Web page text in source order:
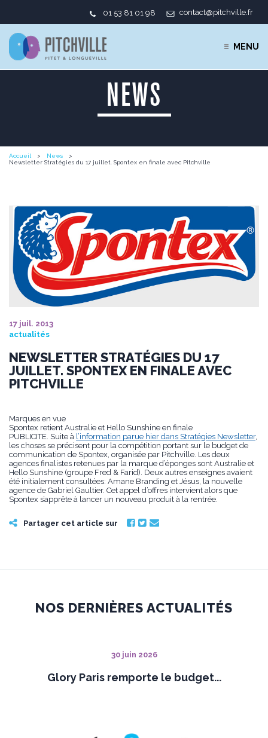
01 53 81 01 98 contact@pitchville.fr
MENU
NEWS
Accueil
News
Newsletter Stratégies du 17 juillet. Spontex en finale avec Pitchville
17 juil. 2013
actualités
NEWSLETTER STRATÉGIES DU 17
JUILLET. SPONTEX EN FINALE AVEC
PITCHVILLE
Marques en vue
Spontex retient Australie et Hello Sunshine en finale
PUBLICITE. Suite à l’information parue hier dans Stratégies Newsletter,
les choses se précisent pour la compétition portant sur le budget de
communication de Spontex, organisée par Pitchville. Les deux
agences finalistes retenues par la marque d’éponges sont Australie et
Hello Sunshine (groupe Fred & Farid). Deux autres enseignes avaient
été initialement consultées: Amane Branding et Jésus, la nouvelle
agence de Gabriel Gaultier. Cet appel d’offres intervient alors que
Spontex s’apprête à lancer un nouveau produit à la rentrée.
Partager cet article sur
NOS DERNIÈRES ACTUALITÉS
30 juin 2026
Glory Paris remporte le budget...